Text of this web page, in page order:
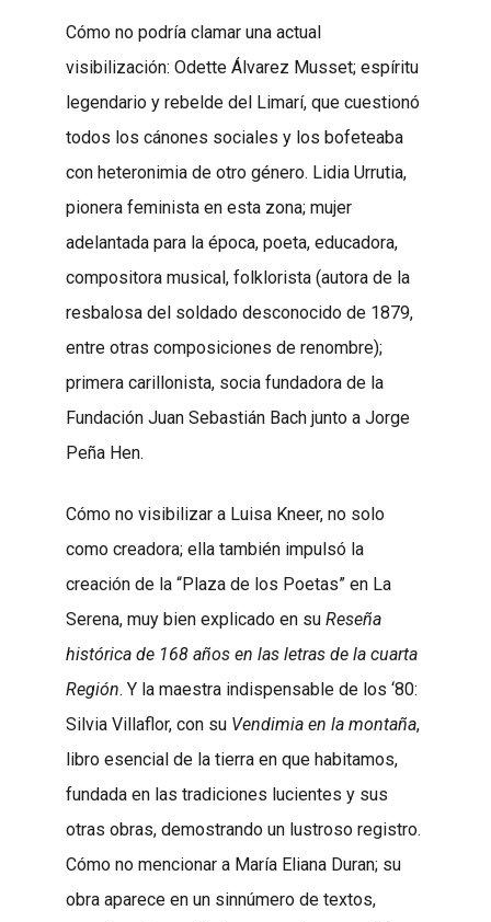
Cómo no podría clamar una actual
visibilización: Odette Álvarez Musset; espíritu
legendario y rebelde del Limarí, que cuestionó
todos los cánones sociales y los bofeteaba
con heteronimia de otro género. Lidia Urrutia,
pionera feminista en esta zona; mujer
adelantada para la época, poeta, educadora,
compositora musical, folklorista (autora de la
resbalosa del soldado desconocido de 1879,
entre otras composiciones de renombre);
primera carillonista, socia fundadora de la
Fundación Juan Sebastián Bach junto a Jorge
Peña Hen.
Cómo no visibilizar a Luisa Kneer, no solo
como creadora; ella también impulsó la
creación de la “Plaza de los Poetas” en La
Serena, muy bien explicado en su Reseña
histórica de 168 años en las letras de la cuarta
Región. Y la maestra indispensable de los ‘80:
Silvia Villaflor, con su Vendimia en la montaña,
libro esencial de la tierra en que habitamos,
fundada en las tradiciones lucientes y sus
otras obras, demostrando un lustroso registro.
Cómo no mencionar a María Eliana Duran; su
obra aparece en un sinnúmero de textos,